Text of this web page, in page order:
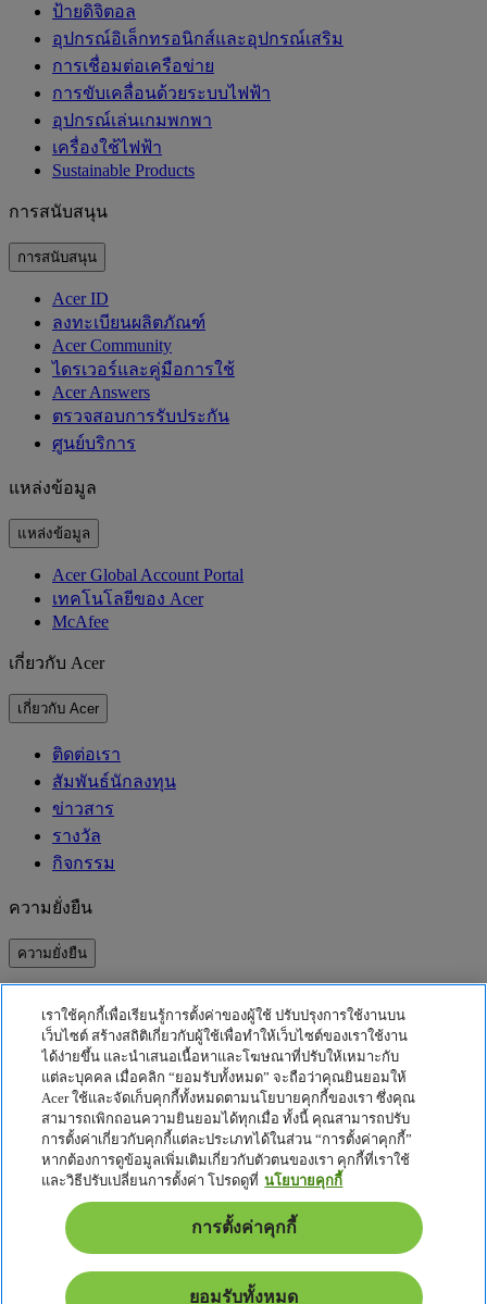
ป้ายดิจิตอล
อุปกรณ์อิเล็กทรอนิกส์และอุปกรณ์เสริม
การเชื่อมต่อเครือข่าย
การขับเคลื่อนด้วยระบบไฟฟ้า
อุปกรณ์เล่นเกมพกพา
เครื่องใช้ไฟฟ้า
‌Sustainable Products
การสนับสนุน
การสนับสนุน
Acer ID
ลงทะเบียนผลิตภัณฑ์
Acer Community
ไดรเวอร์และคู่มือการใช้
Acer Answers
ตรวจสอบการรับประกัน
ศูนย์บริการ
แหล่งข้อมูล
แหล่งข้อมูล
Acer Global Account Portal
เทคโนโลยีของ Acer
McAfee
เกี่ยวกับ Acer
เกี่ยวกับ Acer
ติดต่อเรา
สัมพันธ์นักลงทุน
ข่าวสาร
รางวัล
กิจกรรม
ความยั่งยืน
ความยั่งยืน
คาร์บอนฟุตพริ้นท์ของผลิตภัณฑ์
Project Humanity
Earthion
นโยบายความเป็นส่วนตัว
นโยบายเกี่ยวกับคุกกี้
ประกาศเกี่ยวกับกฎหมาย
ข้อมูลด้านกฎหมายเพิ่มเติม
นโยบายการเข้าถึง
การตั้งค่าคุกกี้
ไทย - ไทย
เราใช้คุกกี้เพื่อเรียนรู้การตั้งค่าของผู้ใช้ ปรับปรุงการใช้งานบน
เว็บไซต์ สร้างสถิติเกี่ยวกับผู้ใช้เพื่อทำให้เว็บไซต์ของเราใช้งาน
ได้ง่ายขึ้น และนำเสนอเนื้อหาและโฆษณาที่ปรับให้เหมาะกับ
แต่ละบุคคล เมื่อคลิก “ยอมรับทั้งหมด” จะถือว่าคุณยินยอมให้
Acer ใช้และจัดเก็บคุกกี้ทั้งหมดตามนโยบายคุกกี้ของเรา ซึ่งคุณ
สามารถเพิกถอนความยินยอมได้ทุกเมื่อ ทั้งนี้ คุณสามารถปรับ
การตั้งค่าเกี่ยวกับคุกกี้แต่ละประเภทได้ในส่วน “การตั้งค่าคุกกี้”
หากต้องการดูข้อมูลเพิ่มเติมเกี่ยวกับตัวตนของเรา คุกกี้ที่เราใช้
และวิธีปรับเปลี่ยนการตั้งค่า โปรดดูที่ นโยบายคุกกี้
การตั้งค่าคุกกี้
ยอมรับทั้งหมด